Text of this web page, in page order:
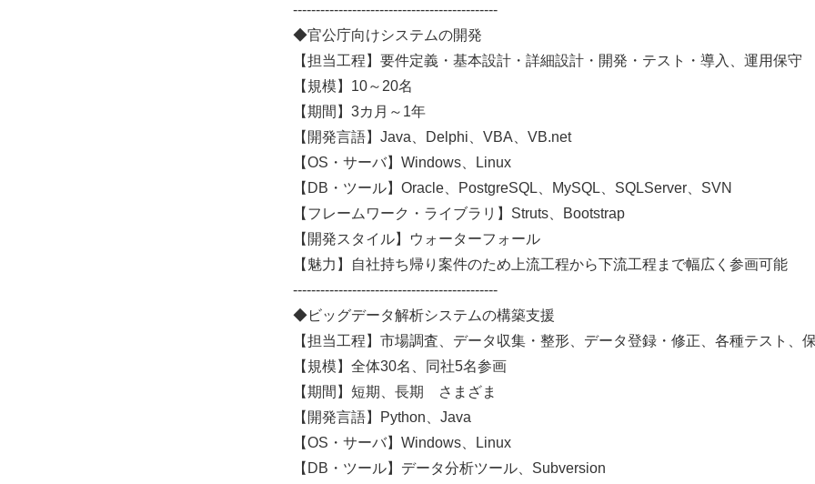
---------------------------------------------
◆官公庁向けシステムの開発
【担当工程】要件定義・基本設計・詳細設計・開発・テスト・導入、運用保守
【規模】10～20名
【期間】3カ月～1年
【開発言語】Java、Delphi、VBA、VB.net
【OS・サーバ】Windows、Linux
【DB・ツール】Oracle、PostgreSQL、MySQL、SQLServer、SVN
【フレームワーク・ライブラリ】Struts、Bootstrap
【開発スタイル】ウォーターフォール
【魅力】自社持ち帰り案件のため上流工程から下流工程まで幅広く参画可能
---------------------------------------------
◆ビッグデータ解析システムの構築支援
【担当工程】市場調査、データ収集・整形、データ登録・修正、各種テスト、
【規模】全体30名、同社5名参画
【期間】短期、長期 さまざま
【開発言語】Python、Java
【OS・サーバ】Windows、Linux
【DB・ツール】データ分析ツール、Subversion